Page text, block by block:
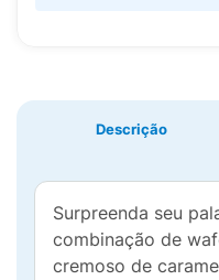
Descrição
Surpreenda seu
combinação de
cremoso de